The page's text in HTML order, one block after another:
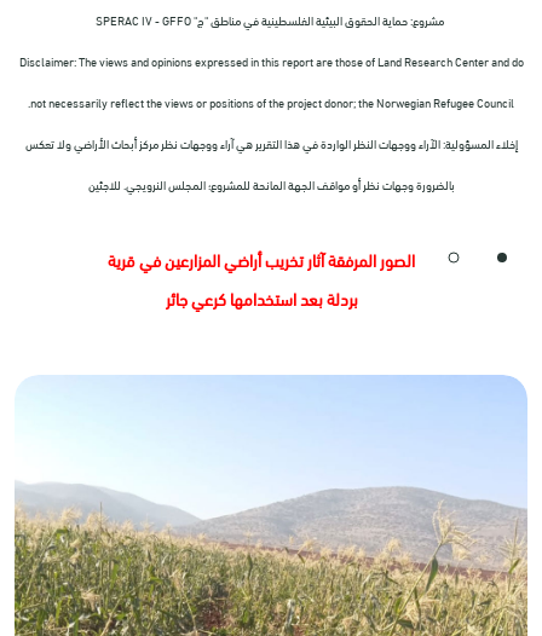
مشروع: حماية الحقوق البيئية الفلسطينية في مناطق "ج" SPERAC IV - GFFO
Disclaimer: The views and opinions expressed in this report are those of Land Research Center and do
not necessarily reflect the views or positions of the project donor; the Norwegian Refugee Council.
إخلاء المسؤولية: الآراء ووجهات النظر الواردة في هذا التقرير هي آراء ووجهات نظر مركز أبحاث الأراضي ولا تعكس
بالضرورة وجهات نظر أو مواقف الجهة المانحة للمشروع؛ المجلس النرويجي. للاجئين
الصور المرفقة آثار تخريب أراضي المزارعين في قرية
بردلة بعد استخدامها كرعي جائر